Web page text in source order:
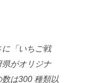
に「いちご戦
県がオリジナ
は300 種類以